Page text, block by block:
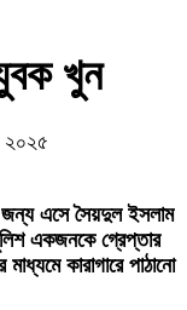
খুন
২০২৫
জন্য এসে সৈয়দুল ইসলাম
একজনকে গ্রেপ্তার
কারাগারে পাঠানো